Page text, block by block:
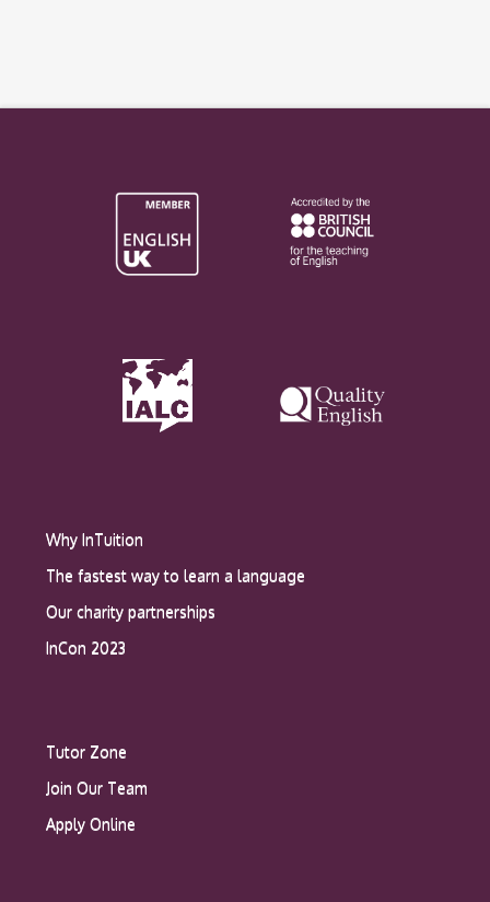
Why InTuition
The fastest way to learn a language
Our charity partnerships
InCon 2023
Tutor Zone
Join Our Team
Apply Online